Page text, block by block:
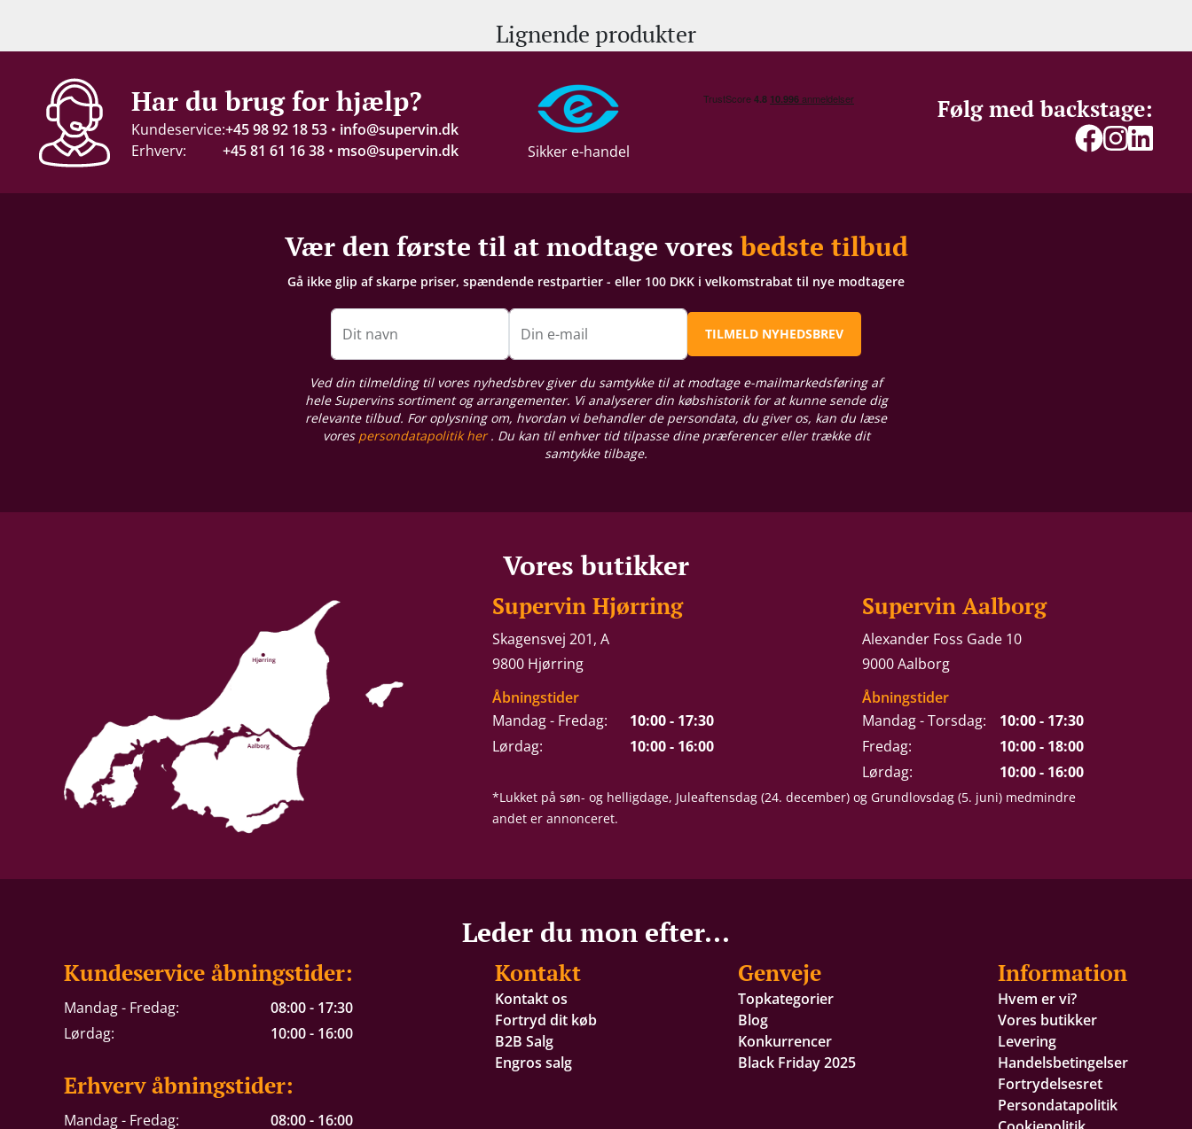
Emballage
6 stk. papkasse
Lignende produkter
Har du brug for hjælp?
Kundeservice:+45 98 92 18 53 • info@supervin.dk
Erhverv:
+45 81 61 16 38 • mso@supervin.dk Sikker e-handel
Følg med backstage:
Vær den første til at modtage voresbedste tilbud
Gå ikke glip af skarpe priser, spændende restpartier - eller 100 DKK i velkomstrabat til nye modtagere
Dit navn Din e-mail TILMELD NYHEDSBREV
Ved din tilmelding til vores nyhedsbrev giver du samtykke til at modtage e-mailmarkedsføring af
hele Supervins sortiment og arrangementer. Vi analyserer din købshistorik for at kunne sende dig
relevante tilbud. For oplysning om, hvordan vi behandler de persondata, du giver os, kan du læse
vores persondatapolitik her. Du kan til enhver tid tilpasse dine præferencer eller trække dit
samtykke tilbage.
Vores butikker
Supervin Hjørring
Skagensvej 201, A
9800 Hjørring
Åbningstider
Mandag - Fredag:
10:00 - 17:30
Lørdag:
10:00 - 16:00
Supervin Aalborg
Alexander Foss Gade 10
9000 Aalborg
Åbningstider
Mandag - Torsdag:
10:00 - 17:30
Fredag:
10:00 - 18:00
Lørdag:
10:00 - 16:00
*Lukket på søn- og helligdage, Juleaftensdag (24. december) og Grundlovsdag (5. juni) medmindre
andet er annonceret.
Leder du mon efter...
Kundeservice åbningstider:
Mandag - Fredag:
08:00 - 17:30
Lørdag:
10:00 - 16:00
Erhverv åbningstider:
Mandag - Fredag: 08:00 - 16:00
Kontakt
Kontakt os
Fortryd dit køb
B2B Salg
Engros salg
Genveje
Topkategorier
Blog
Konkurrencer
Black Friday 2025
Information
Hvem er vi?
Vores butikker
Levering
Handelsbetingelser
Fortrydelsesret
Persondatapolitik